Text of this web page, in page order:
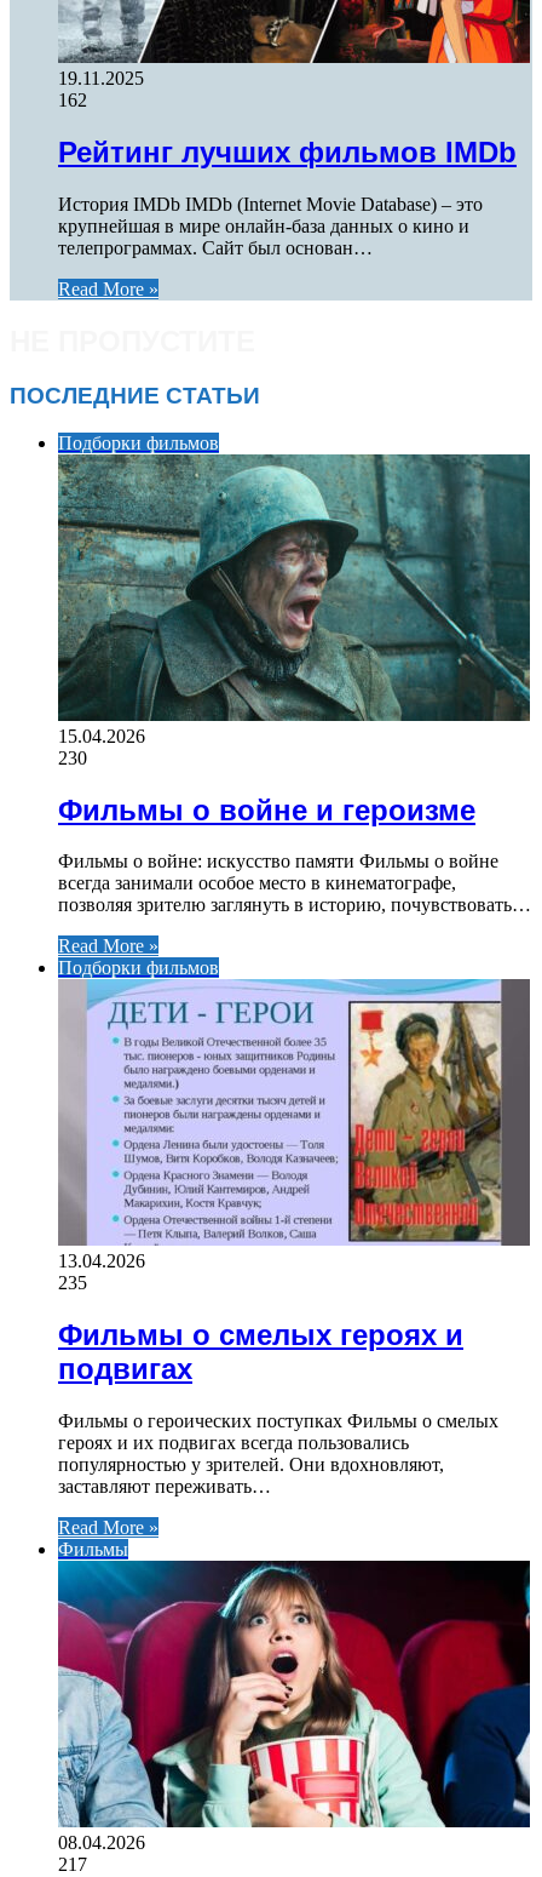
19.11.2025
162
Рейтинг лучших фильмов IMDb
История IMDb IMDb (Internet Movie Database) – это
крупнейшая в мире онлайн-база данных о кино и
телепрограммах. Сайт был основан…
Read More »
ПОСЛЕДНИЕ СТАТЬИ
Подборки фильмов
15.04.2026
230
Фильмы о войне и героизме
Фильмы о войне: искусство памяти Фильмы о войне
всегда занимали особое место в кинематографе,
позволяя зрителю заглянуть в историю, почувствовать…
Read More »
Подборки фильмов
13.04.2026
235
Фильмы о смелых героях и
подвигах
Фильмы о героических поступках Фильмы о смелых
героях и их подвигах всегда пользовались
популярностью у зрителей. Они вдохновляют,
заставляют переживать…
Read More »
Фильмы
08.04.2026
217